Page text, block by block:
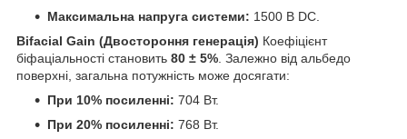
Максимальна напруга системи: 1500 В DC.
Bifacial Gain (Двостороння генерація) Коефіцієнт
біфаціальності становить 80 ± 5% . Залежно від альбедо
поверхні, загальна потужність може досягати:
При 10% посиленні: 704 Вт.
При 20% посиленні: 768 Вт.